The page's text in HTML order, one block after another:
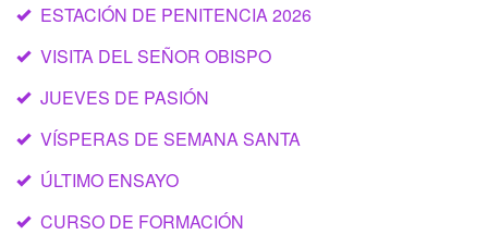
ESTACIÓN DE PENITENCIA 2026
VISITA DEL SEÑOR OBISPO
JUEVES DE PASIÓN
VÍSPERAS DE SEMANA SANTA
ÚLTIMO ENSAYO
CURSO DE FORMACIÓN